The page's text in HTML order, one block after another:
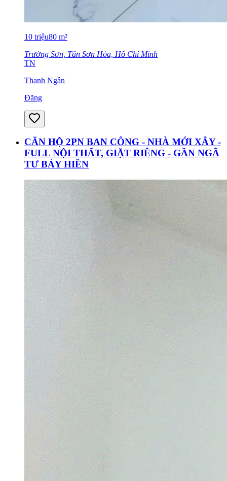
10 triệu80 m²
Trường Sơn, Tân Sơn Hòa, Hồ Chí Minh
TN
Thanh Ngân
Đăng
CĂN HỘ 2PN BAN CÔNG - NHÀ MỚI XÂY -
FULL NỘI THẤT, GIẶT RIÊNG - GẦN NGÃ
TƯ BẢY HIỀN